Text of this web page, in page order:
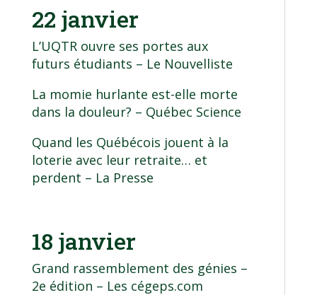
22 janvier
L’UQTR ouvre ses portes aux
futurs étudiants – Le Nouvelliste
La momie hurlante est-elle morte
dans la douleur? – Québec Science
Quand les Québécois jouent à la
loterie avec leur retraite… et
perdent – La Presse
18 janvier
Grand rassemblement des génies –
2e édition – Les cégeps.com